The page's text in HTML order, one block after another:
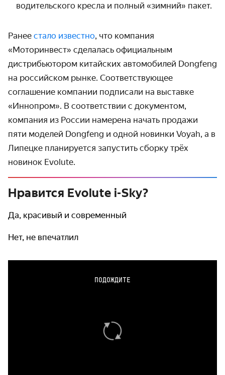
водительского кресла и полный «зимний» пакет.
Ранее стало известно, что компания
«Моторинвест» сделалась официальным
дистрибьютором китайских автомобилей Dongfeng
на российском рынке. Соответствующее
соглашение компании подписали на выставке
«Иннопром». В соответствии с документом,
компания из России намерена начать продажи
пяти моделей Dongfeng и одной новинки Voyah, а в
Липецке планируется запустить сборку трёх
новинок Evolute.
Нравится Evolute i-Sky?
Да, красивый и современный
Нет, не впечатлил
ПОДОЖДИТЕ